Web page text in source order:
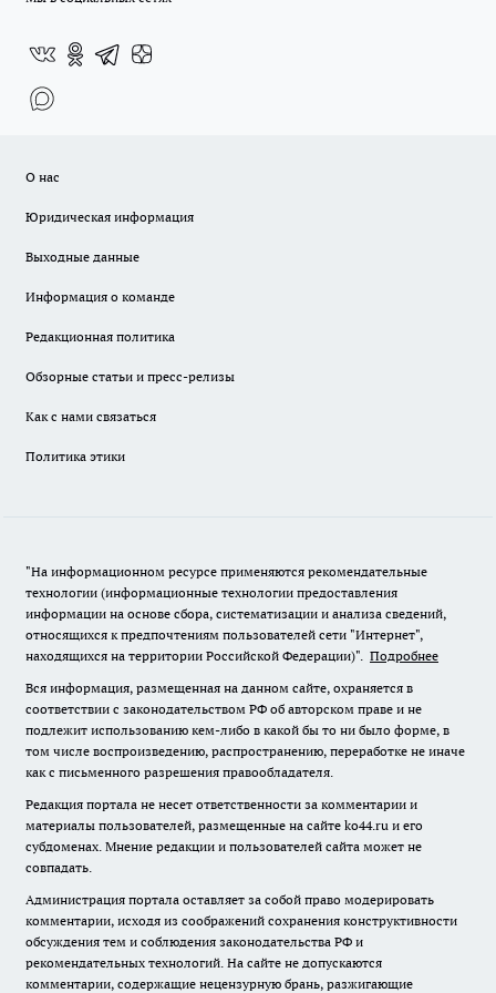
О нас
Юридическая информация
Выходные данные
Информация о команде
Редакционная политика
Обзорные статьи и пресс-релизы
Как с нами связаться
Политика этики
"На информационном ресурсе применяются рекомендательные
технологии (информационные технологии предоставления
информации на основе сбора, систематизации и анализа сведений,
относящихся к предпочтениям пользователей сети "Интернет",
находящихся на территории Российской Федерации)". Подробнее
Вся информация, размещенная на данном сайте, охраняется в
соответствии с законодательством РФ об авторском праве и не
подлежит использованию кем-либо в какой бы то ни было форме, в
том числе воспроизведению, распространению, переработке не иначе
как с письменного разрешения правообладателя.
Редакция портала не несет ответственности за комментарии и
материалы пользователей, размещенные на сайте ko44.ru и его
субдоменах. Мнение редакции и пользователей сайта может не
совпадать.
Администрация портала оставляет за собой право модерировать
комментарии, исходя из соображений сохранения конструктивности
обсуждения тем и соблюдения законодательства РФ и
рекомендательных технологий. На сайте не допускаются
комментарии, содержащие нецензурную брань, разжигающие